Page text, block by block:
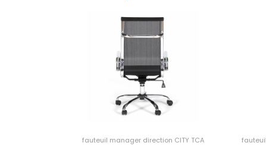
fauteuil manager direction CITY TCA